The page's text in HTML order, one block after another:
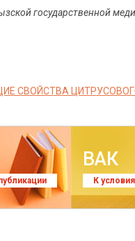
государственной
СВОЙСТВА
ВАК
К